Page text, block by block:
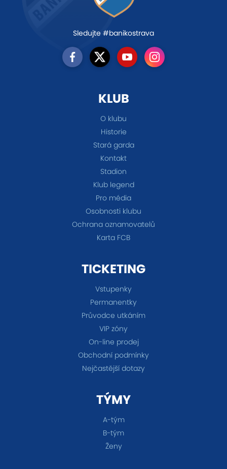
Sledujte #banikostrava
KLUB
O klubu
Historie
Stará garda
Kontakt
Stadion
Klub legend
Pro média
Osobnosti klubu
Ochrana oznamovatelů
Karta FCB
TICKETING
Vstupenky
Permanentky
Průvodce utkáním
VIP zóny
On-line prodej
Obchodní podmínky
Nejčastější dotazy
TÝMY
A-tým
B-tým
Ženy